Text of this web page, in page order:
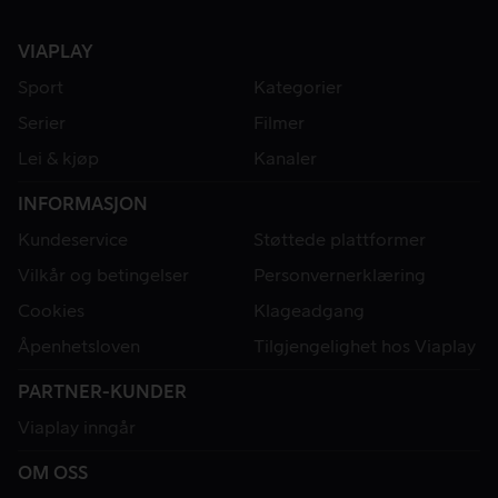
VIAPLAY
Sport
Kategorier
Serier
Filmer
Lei & kjøp
Kanaler
INFORMASJON
Kundeservice
Støttede plattformer
Vilkår og betingelser
Personvernerklæring
Cookies
Klageadgang
Åpenhetsloven
Tilgjengelighet hos Viaplay
PARTNER-KUNDER
Viaplay inngår
OM OSS